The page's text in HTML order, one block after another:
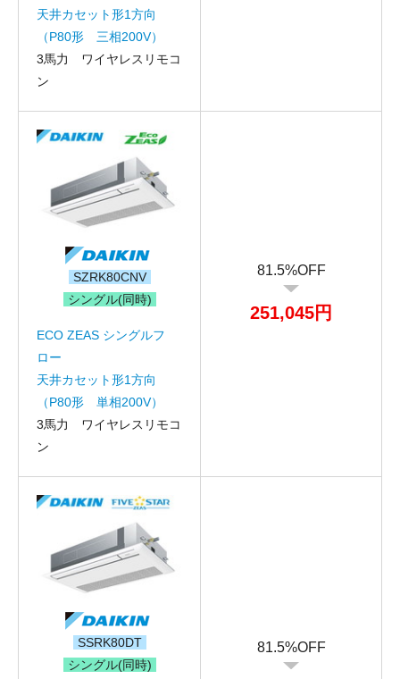
天井カセット形1方向
（P80形 三相200V）
3馬力 ワイヤレスリモコ
ン
SZRK80CNV
シングル(同時)
ECO ZEAS シングルフ
ロー
天井カセット形1方向
（P80形 単相200V）
3馬力 ワイヤレスリモコ
ン
81.5%OFF
251,045円
SSRK80DT
シングル(同時)
81.5%OFF
お名前
電話番号